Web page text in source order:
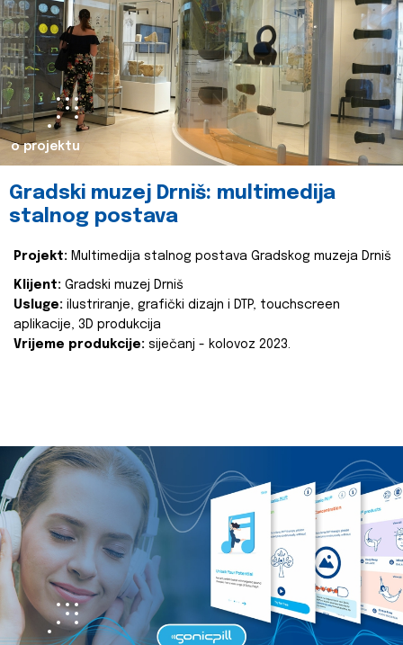
o projektu
Gradski muzej Drniš: multimedija
stalnog postava
Projekt: Multimedija stalnog postava Gradskog muzeja Drniš
Klijent: Gradski muzej Drniš
Usluge: ilustriranje, grafički dizajn i DTP, touchscreen
aplikacije, 3D produkcija
Vrijeme produkcije: siječanj - kolovoz 2023.